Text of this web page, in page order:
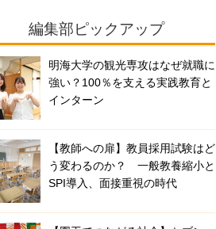
編集部ピックアップ
明海大学の観光専攻はなぜ就職に
強い？100％を支える実践教育と
インターン
【教師への扉】教員採用試験はど
う変わるのか？ 一般教養縮小と
SPI導入、面接重視の時代